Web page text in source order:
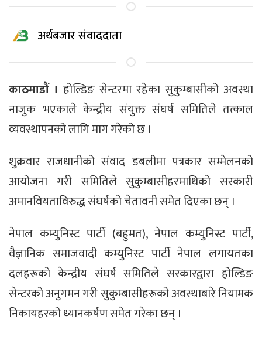
अर्थबजार संवाददाता
काठमाडौं । होल्डिङ सेन्टरमा रहेका सुकुम्बासीको अवस्था
नाजुक भएकाले केन्द्रीय संयुक्त संघर्ष समितिले तत्काल
व्यवस्थापनको लागि माग गरेको छ ।
शुक्रवार राजधानीको संवाद डबलीमा पत्रकार सम्मेलनको
आयोजना गरी समितिले सुकुम्बासीहरमाथिको सरकारी
अमानवियताविरुद्ध संघर्षको चेतावनी समेत दिएका छन् ।
नेपाल कम्युनिस्ट पार्टी (बहुमत), नेपाल कम्युनिस्ट पार्टी,
वैज्ञानिक समाजवादी कम्युनिस्ट पार्टी नेपाल लगायतका
दलहरूको केन्द्रीय संघर्ष समितिले सरकारद्वारा होल्डिङ
सेन्टरको अनुगमन गरी सुकुम्बासीहरूको अवस्थाबारे नियामक
निकायहरको ध्यानकर्षण समेत गरेका छन् ।